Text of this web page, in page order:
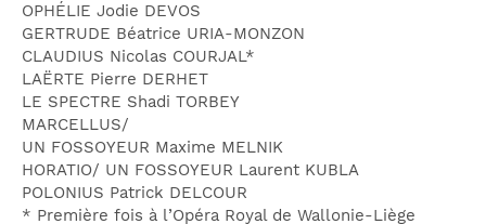
OPHÉLIE Jodie DEVOS
GERTRUDE Béatrice URIA-MONZON
CLAUDIUS Nicolas COURJAL*
LAËRTE Pierre DERHET
LE SPECTRE Shadi TORBEY
MARCELLUS/
UN FOSSOYEUR Maxime MELNIK
HORATIO/ UN FOSSOYEUR Laurent KUBLA
POLONIUS Patrick DELCOUR
* Première fois à l’Opéra Royal de Wallonie-Liège